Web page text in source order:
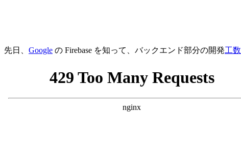
先日、 Google の Firebase を知って、バックエンド部分の開発工数